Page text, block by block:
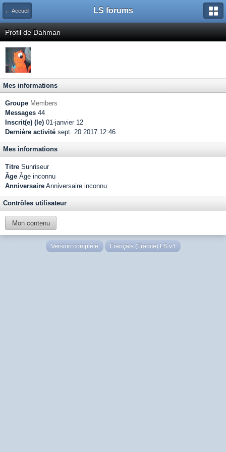
← Accueil LS forums
Profil de Dahman
Mes informations
Groupe Members
Messages 44
Inscrit(e) (le) 01-janvier 12
Dernière activité sept. 20 2017 12:46
Mes informations
Titre Sunriseur
Âge Âge inconnu
Anniversaire Anniversaire inconnu
Contrôles utilisateur
Mon contenu
Version complète Français (France) LS v4